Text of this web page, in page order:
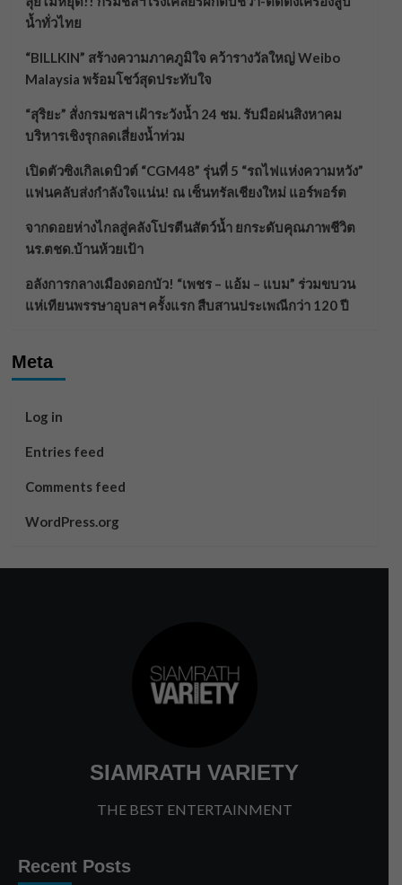
น้ำทั่วไทย
“BILLKIN” สร้างความภาคภูมิใจ คว้ารางวัลใหญ่ Weibo
Malaysia พร้อมโชว์สุดประทับใจ
“สุริยะ” สั่งกรมชลฯ เฝ้าระวังน้ำ 24 ชม. รับมือฝนสิงหาคม
บริหารเชิงรุกลดเสี่ยงน้ำท่วม
เปิดตัวซิงเกิลเดบิวต์ “CGM48” รุ่นที่ 5 “รถไฟแห่งความหวัง”
แฟนคลับส่งกำลังใจแน่น! ณ เซ็นทรัลเชียงใหม่ แอร์พอร์ต
จากดอยห่างไกลสู่คลังโปรตีนสัตว์น้ำ ยกระดับคุณภาพชีวิต
นร.ตชด.บ้านห้วยเป้า
อลังการกลางเมืองดอกบัว! “เพชร – แอ้ม – แบม” ร่วมขบวน
แห่เทียนพรรษาอุบลฯ ครั้งแรก สืบสานประเพณีกว่า 120 ปี
Meta
Log in
Entries feed
Comments feed
WordPress.org
SIAMRATH VARIETY
THE BEST ENTERTAINMENT
Recent Posts